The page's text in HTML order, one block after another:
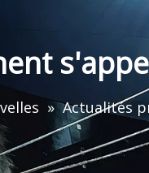
» Actualités